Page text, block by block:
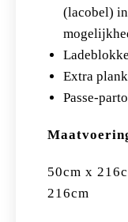
(lacobel)
Extra
Passe-
50cm x
216cm